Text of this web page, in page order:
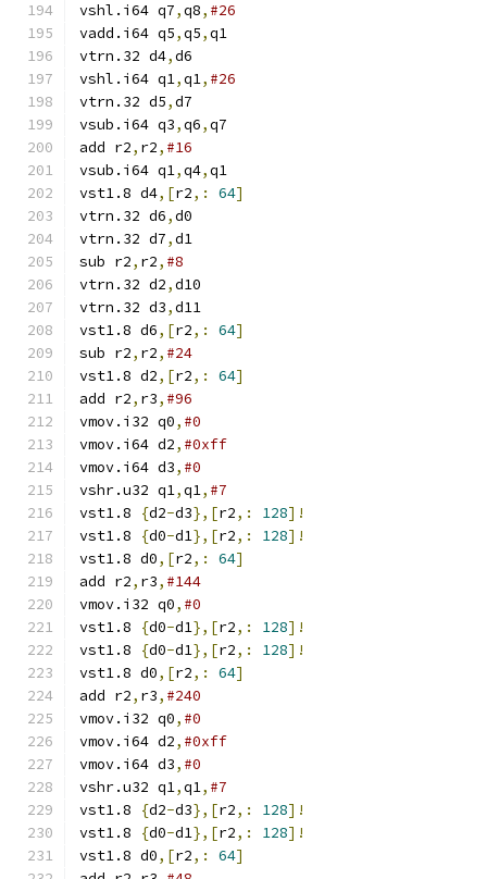
vshl.i64 q7,q8, #26
vadd.i64 q5,q5,q1
vtrn.32 d4,d6
vshl.i64 q1,q1, #26
vtrn.32 d5,d7
vsub.i64 q3,q6,q7
add r2, r2, #16
vsub.i64 q1,q4,q1
vst1.8 d4,[r2,: 64]
vtrn.32 d6,d0
vtrn.32 d7,d1
sub r2, r2, #8
vtrn.32 d2,d10
vtrn.32 d3,d11
vst1.8 d6,[r2,: 64]
sub r2, r2, #24
vst1.8 d2,[r2,: 64]
add r2, r3, #96
vmov.i32 q0, #0
vmov.i64 d2, #0xff
vmov.i64 d3, #0
vshr.u32 q1,q1, #7
vst1.8
{d2-d3},[r2,: 128]!
vst1.8
{d0-d1},[r2,: 128]!
vst1.8 d0,[r2,: 64]
add r2, r3, #144
vmov.i32 q0, #0
vst1.8
{d0-d1},[r2,: 128]!
vst1.8
{d0-d1},[r2,: 128]!
vst1.8 d0,[r2,: 64]
add r2, r3, #240
vmov.i32 q0, #0
vmov.i64 d2, #0xff
vmov.i64 d3, #0
vshr.u32 q1,q1, #7
vst1.8
{d2-d3},[r2,: 128]!
vst1.8
{d0-d1},[r2,: 128]!
vst1.8 d0,[r2,: 64]